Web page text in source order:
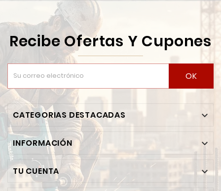
Recibe Ofertas Y Cupones
OK
CATEGORIAS DESTACADAS 
INFORMACIÓN 
TU CUENTA 